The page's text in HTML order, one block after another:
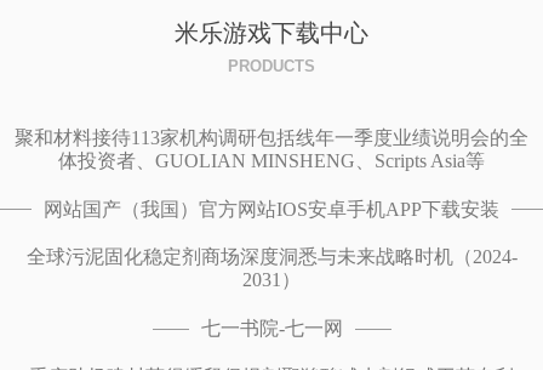
米乐游戏下载中心
PRODUCTS
聚和材料接待113家机构调研包括线年一季度业绩说明会的全
体投资者、GUOLIAN MINSHENG、Scripts Asia等
网站国产（我国）官方网站IOS安卓手机APP下载安装
全球污泥固化稳定剂商场深度洞悉与未来战略时机（2024-
2031）
七一书院-七一网